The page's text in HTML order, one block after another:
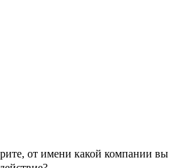
от имени какой компании вы